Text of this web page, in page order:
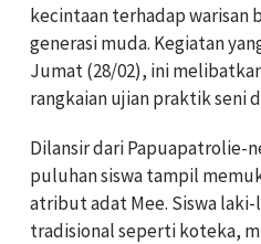
kecintaan terhadap warisan
generasi muda. Kegiatan
Jumat (28/02), ini
rangkaian ujian praktik seni
Dilansir dari Papuapatrolie-
puluhan siswa tampil
atribut adat Mee. Siswa
tradisional seperti koteka,